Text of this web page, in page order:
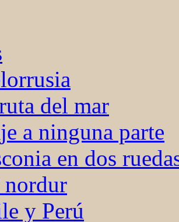
del mar
a ninguna parte
en dos
nordur
y Perú